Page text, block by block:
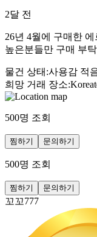
2달 전
26년 4월에 구매한
높은분들만 구매 부
물건 상태 :사용감 적
희망 거래 장소:
500명 조회
찜하기 문의하기
500명 조회
찜하기 문의하기
꼬꼬777